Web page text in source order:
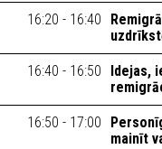
16:20 - 16:40
16:40 - 16:50
Idejas,
16:50 - 17:00
mainīt